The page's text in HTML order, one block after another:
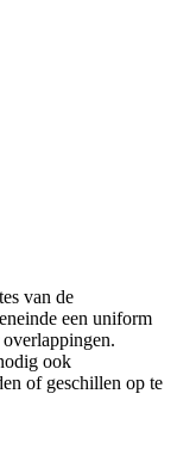
van de
een uniform
ook
of geschillen op te